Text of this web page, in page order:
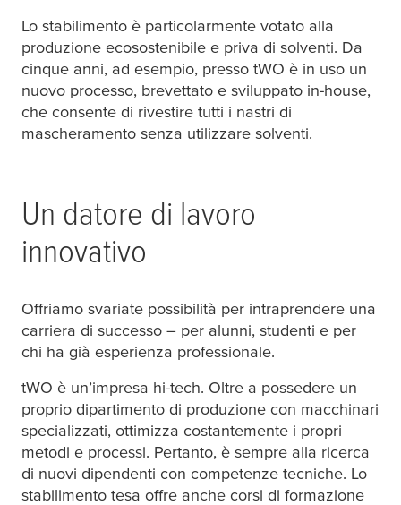
Lo stabilimento è particolarmente votato alla
produzione ecosostenibile e priva di solventi. Da
cinque anni, ad esempio, presso tWO è in uso un
nuovo processo, brevettato e sviluppato in-house,
che consente di rivestire tutti i nastri di
mascheramento senza utilizzare solventi.
Un datore di lavoro
innovativo
Offriamo svariate possibilità per intraprendere una
carriera di successo – per alunni, studenti e per
chi ha già esperienza professionale.
tWO è un’impresa hi-tech. Oltre a possedere un
proprio dipartimento di produzione con macchinari
specializzati, ottimizza costantemente i propri
metodi e processi. Pertanto, è sempre alla ricerca
di nuovi dipendenti con competenze tecniche. Lo
stabilimento tesa offre anche corsi di formazione